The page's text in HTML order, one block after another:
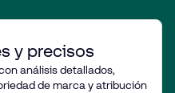
y precisos
análisis detallados,
de marca y atribución